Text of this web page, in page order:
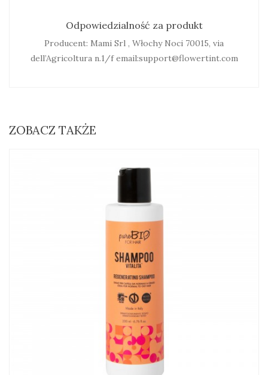
Odpowiedzialność za produkt
Producent: Mami Srl , Włochy Noci 70015, via
dell’Agricoltura n.1/f email:support@flowertint.com
ZOBACZ TAKŻE